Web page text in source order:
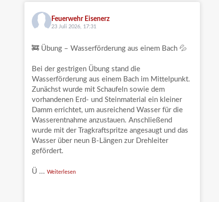
Feuerwehr Eisenerz
23 Juli 2026, 17:31
🚒 Übung – Wasserförderung aus einem Bach 💦
Bei der gestrigen Übung stand die
Wasserförderung aus einem Bach im Mittelpunkt.
Zunächst wurde mit Schaufeln sowie dem
vorhandenen Erd- und Steinmaterial ein kleiner
Damm errichtet, um ausreichend Wasser für die
Wasserentnahme anzustauen. Anschließend
wurde mit der Tragkraftspritze angesaugt und das
Wasser über neun B-Längen zur Drehleiter
gefördert.
Ü ...Weiterlesen